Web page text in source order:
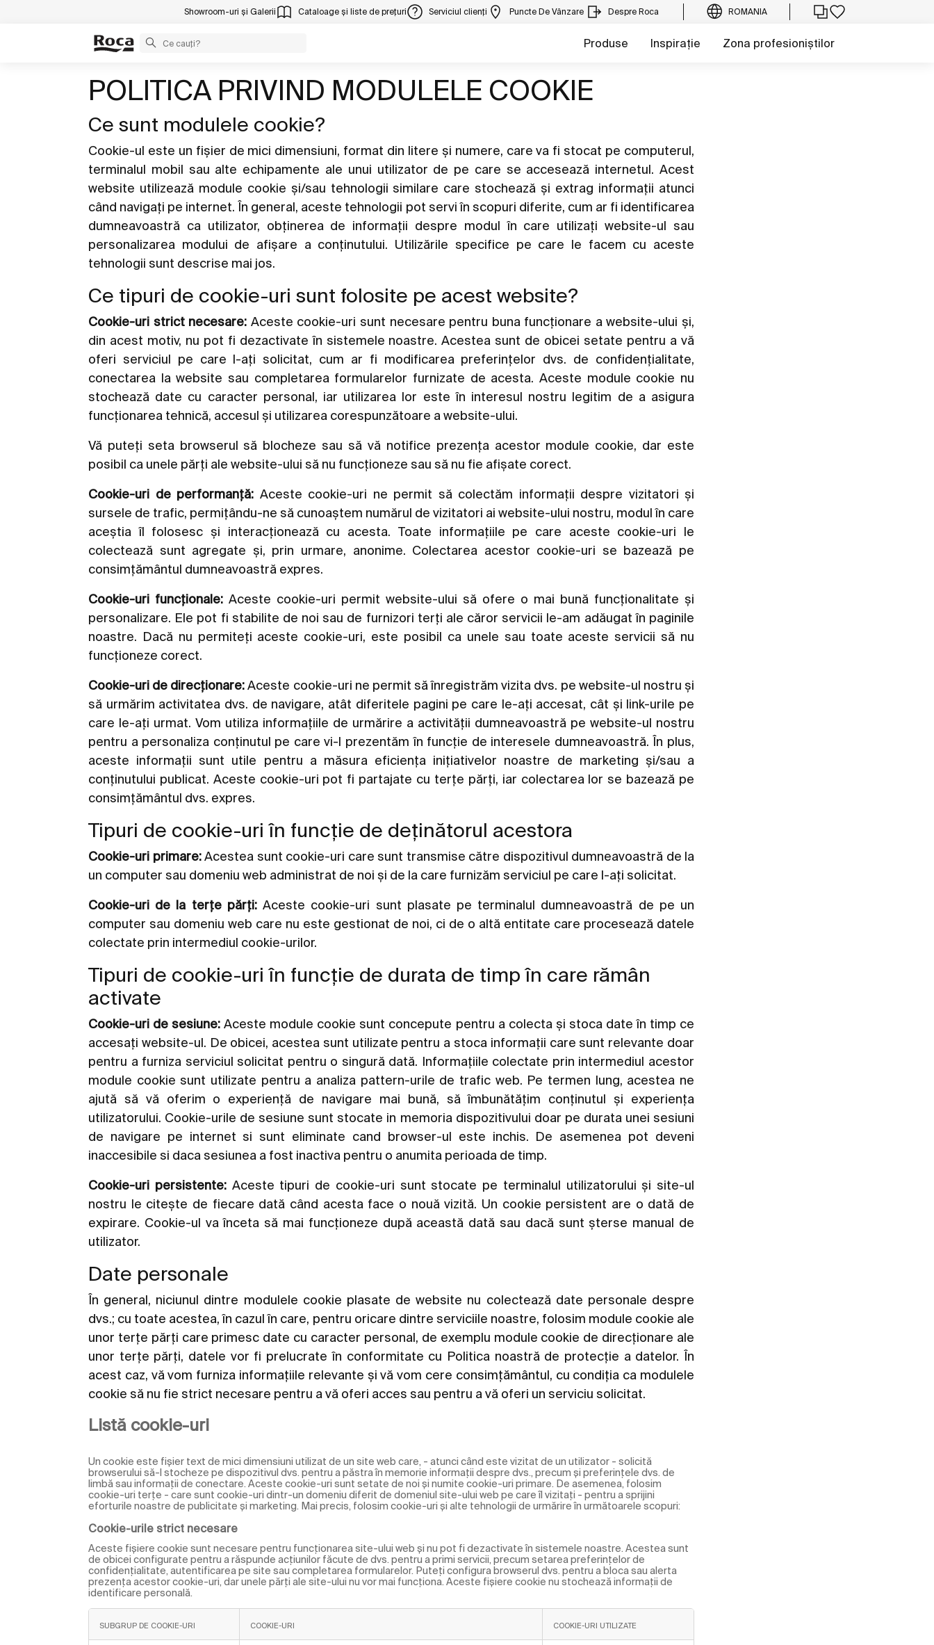
Showroom-uri și Galerii Cataloage și liste de prețuri Serviciul clienți Puncte De Vânzare Despre Roca ROMANIA
Produse Inspirație Zona profesioniștilor
POLITICA PRIVIND MODULELE COOKIE
Ce sunt modulele cookie?
Cookie-ul este un fișier de mici dimensiuni, format din litere și numere, care va fi stocat pe computerul,
terminalul mobil sau alte echipamente ale unui utilizator de pe care se accesează internetul. Acest
website utilizează module cookie și/sau tehnologii similare care stochează și extrag informații atunci
când navigați pe internet. În general, aceste tehnologii pot servi în scopuri diferite, cum ar fi identificarea
dumneavoastră ca utilizator, obținerea de informații despre modul în care utilizați website-ul sau
personalizarea modului de afișare a conținutului. Utilizările specifice pe care le facem cu aceste
tehnologii sunt descrise mai jos.
Ce tipuri de cookie-uri sunt folosite pe acest website?
Cookie-uri strict necesare: Aceste cookie-uri sunt necesare pentru buna funcționare a website-ului și,
din acest motiv, nu pot fi dezactivate în sistemele noastre. Acestea sunt de obicei setate pentru a vă
oferi serviciul pe care l-ați solicitat, cum ar fi modificarea preferințelor dvs. de confidențialitate,
conectarea la website sau completarea formularelor furnizate de acesta. Aceste module cookie nu
stochează date cu caracter personal, iar utilizarea lor este în interesul nostru legitim de a asigura
funcționarea tehnică, accesul și utilizarea corespunzătoare a website-ului.
Vă puteți seta browserul să blocheze sau să vă notifice prezența acestor module cookie, dar este
posibil ca unele părți ale website-ului să nu funcționeze sau să nu fie afișate corect.
Cookie-uri de performanță: Aceste cookie-uri ne permit să colectăm informații despre vizitatori și
sursele de trafic, permițându-ne să cunoaștem numărul de vizitatori ai website-ului nostru, modul în care
aceștia îl folosesc și interacționează cu acesta. Toate informațiile pe care aceste cookie-uri le
colectează sunt agregate și, prin urmare, anonime. Colectarea acestor cookie-uri se bazează pe
consimțământul dumneavoastră expres.
Cookie-uri funcționale: Aceste cookie-uri permit website-ului să ofere o mai bună funcționalitate și
personalizare. Ele pot fi stabilite de noi sau de furnizori terți ale căror servicii le-am adăugat în paginile
noastre. Dacă nu permiteți aceste cookie-uri, este posibil ca unele sau toate aceste servicii să nu
funcționeze corect.
Cookie-uri de direcționare:Aceste cookie-uri ne permit să înregistrăm vizita dvs. pe website-ul nostru și
să urmărim activitatea dvs. de navigare, atât diferitele pagini pe care le-ați accesat, cât și link-urile pe
care le-ați urmat. Vom utiliza informațiile de urmărire a activității dumneavoastră pe website-ul nostru
pentru a personaliza conținutul pe care vi-l prezentăm în funcție de interesele dumneavoastră. În plus,
aceste informații sunt utile pentru a măsura eficiența inițiativelor noastre de marketing și/sau a
conținutului publicat. Aceste cookie-uri pot fi partajate cu terțe părți, iar colectarea lor se bazează pe
consimțământul dvs. expres.
Tipuri de cookie-uri în funcție de deținătorul acestora
Cookie-uri primare:Acestea sunt cookie-uri care sunt transmise către dispozitivul dumneavoastră de la
un computer sau domeniu web administrat de noi și de la care furnizăm serviciul pe care l-ați solicitat.
Cookie-uri de la terțe părți:Aceste cookie-uri sunt plasate pe terminalul dumneavoastră de pe un
computer sau domeniu web care nu este gestionat de noi, ci de o altă entitate care procesează datele
colectate prin intermediul cookie-urilor.
Tipuri de cookie-uri în funcție de durata de timp în care rămân
activate
Cookie-uri de sesiune:Aceste module cookie sunt concepute pentru a colecta și stoca date în timp ce
accesați website-ul. De obicei, acestea sunt utilizate pentru a stoca informații care sunt relevante doar
pentru a furniza serviciul solicitat pentru o singură dată. Informațiile colectate prin intermediul acestor
module cookie sunt utilizate pentru a analiza pattern-urile de trafic web. Pe termen lung, acestea ne
ajută să vă oferim o experiență de navigare mai bună, să îmbunătățim conținutul și experiența
utilizatorului. Cookie-urile de sesiune sunt stocate in memoria dispozitivului doar pe durata unei sesiuni
de navigare pe internet si sunt eliminate cand browser-ul este inchis. De asemenea pot deveni
inaccesibile si daca sesiunea a fost inactiva pentru o anumita perioada de timp.
Cookie-uri persistente:Aceste tipuri de cookie-uri sunt stocate pe terminalul utilizatorului și site-ul
nostru le citește de fiecare dată când acesta face o nouă vizită. Un cookie persistent are o dată de
expirare. Cookie-ul va înceta să mai funcționeze după această dată sau dacă sunt șterse manual de
utilizator.
Date personale
În general, niciunul dintre modulele cookie plasate de website nu colectează date personale despre
dvs.; cu toate acestea, în cazul în care, pentru oricare dintre serviciile noastre, folosim module cookie ale
unor terțe părți care primesc date cu caracter personal, de exemplu module cookie de direcționare ale
unor terțe părți, datele vor fi prelucrate în conformitate cu Politica noastră de protecție a datelor. În
acest caz, vă vom furniza informațiile relevante și vă vom cere consimțământul, cu condiția ca modulele
cookie să nu fie strict necesare pentru a vă oferi acces sau pentru a vă oferi un serviciu solicitat.
Listă cookie-uri
Un cookie este fişier text de mici dimensiuni utilizat de un site web care, - atunci când este vizitat de un utilizator - solicită
browserului să-l stocheze pe dispozitivul dvs. pentru a păstra în memorie informații despre dvs., precum și preferințele dvs. de
limbă sau informații de conectare. Aceste cookie-uri sunt setate de noi și numite cookie-uri primare. De asemenea, folosim
cookie-uri terțe - care sunt cookie-uri dintr-un domeniu diferit de domeniul site-ului web pe care îl vizitați - pentru a sprijini
eforturile noastre de publicitate și marketing. Mai precis, folosim cookie-uri și alte tehnologii de urmărire în următoarele scopuri:
Cookie-urile strict necesare
Aceste fişiere cookie sunt necesare pentru funcționarea site-ului web și nu pot fi dezactivate în sistemele noastre. Acestea sunt
de obicei configurate pentru a răspunde acțiunilor făcute de dvs. pentru a primi servicii, precum setarea preferințelor de
confidențialitate, autentificarea pe site sau completarea formularelor. Puteți configura browserul dvs. pentru a bloca sau alerta
prezența acestor cookie-uri, dar unele părți ale site-ului nu vor mai funcționa. Aceste fişiere cookie nu stochează informații de
identificare personală.
SUBGRUP DE COOKIE-URI COOKIE-URI COOKIE-URI UTILIZATE